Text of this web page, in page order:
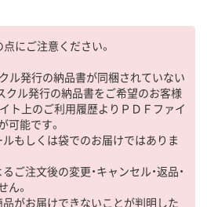
にご注意ください。
クル発行の納品書が同梱されていない
クル発行の納品書をご希望のお客様
イト上のご利用履歴よりＰＤＦファイ
可能です。
ルもしくは袋でのお届けではありま
ご注文後の変更・キャンセル・返品・
ん。
品がお届けできないことが判明した